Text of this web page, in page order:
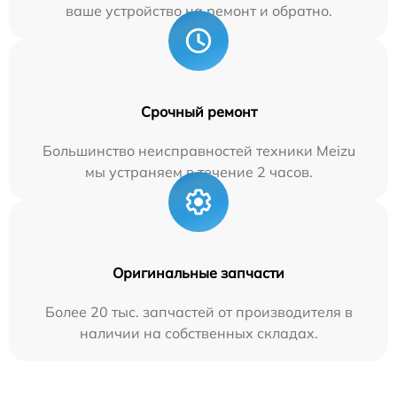
ваше устройство на ремонт и обратно.
Срочный ремонт
Большинство неисправностей техники Meizu
мы устраняем в течение 2 часов.
Оригинальные запчасти
Более 20 тыс. запчастей от производителя в
наличии на собственных складах.